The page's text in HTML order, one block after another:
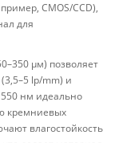
CMOS/CCD),
для
μм) позволяет
lp/mm) и
нм идеально
кремниевых
влагостойкость